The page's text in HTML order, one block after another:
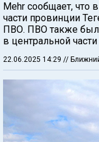
Mehr сообщает, что
части провинции
ПВО. ПВО также
в центральной
22.06.2025 14:29 //